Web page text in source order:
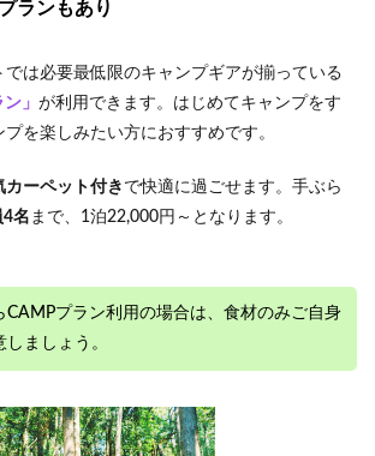
ランもあり
では必要最低限のキャンプギアが揃っている
」 が利用できます。はじめてキャンプをす
を楽しみたい方におすすめです。
カーペット付き で快適に過ごせます。手ぶら
4名 まで、1泊22,000円～となります。
CAMPプラン利用の場合は、食材のみご自身
しましょう。